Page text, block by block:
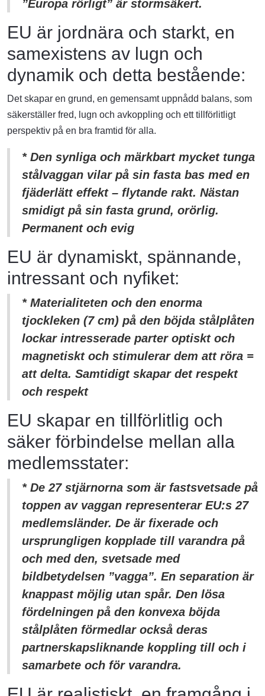
”Europa rörligt” är stormsäkert.
EU är jordnära och starkt, en
samexistens av lugn och
dynamik och detta bestående:
Det skapar en grund, en gemensamt uppnådd balans, som
säkerställer fred, lugn och avkoppling och ett tillförlitligt
perspektiv på en bra framtid för alla.
* Den synliga och märkbart mycket tunga
stålvaggan vilar på sin fasta bas med en
fjäderlätt effekt – flytande rakt. Nästan
smidigt på sin fasta grund, orörlig.
Permanent och evig
EU är dynamiskt, spännande,
intressant och nyfiket:
* Materialiteten och den enorma
tjockleken (7 cm) på den böjda stålplåten
lockar intresserade parter optiskt och
magnetiskt och stimulerar dem att röra =
att delta. Samtidigt skapar det respekt
och respekt
EU skapar en tillförlitlig och
säker förbindelse mellan alla
medlemsstater:
* De 27 stjärnorna som är fastsvetsade på
toppen av vaggan representerar EU:s 27
medlemsländer. De är fixerade och
ursprungligen kopplade till varandra på
och med den, svetsade med
bildbetydelsen ”vagga”. En separation är
knappast möjlig utan spår. Den lösa
fördelningen på den konvexa böjda
stålplåten förmedlar också deras
partnerskapsliknande koppling till och i
samarbete och för varandra.